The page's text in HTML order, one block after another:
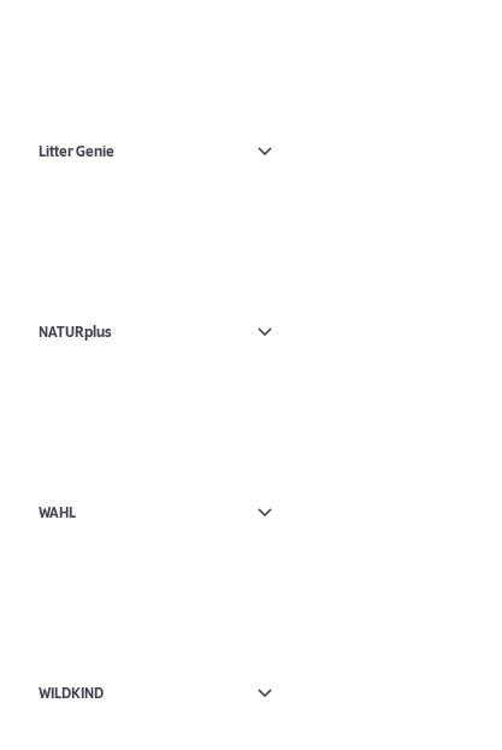
Litter Genie
NATURplus
WAHL
WILDKIND